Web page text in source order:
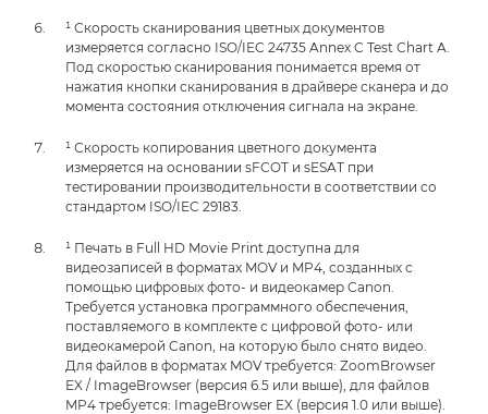
¹ Скорость сканирования цветных документов
измеряется согласно ISO/IEC 24735 Annex C Test Chart A.
Под скоростью сканирования понимается время от
нажатия кнопки сканирования в драйвере сканера и до
момента состояния отключения сигнала на экране.
¹ Скорость копирования цветного документа
измеряется на основании sFCOT и sESAT при
тестировании производительности в соответствии со
стандартом ISO/IEC 29183.
¹ Печать в Full HD Movie Print доступна для
видеозаписей в форматах MOV и MP4, созданных с
помощью цифровых фото- и видеокамер Canon.
Требуется установка программного обеспечения,
поставляемого в комплекте с цифровой фото- или
видеокамерой Canon, на которую было снято видео.
Для файлов в форматах MOV требуется: ZoomBrowser
EX / ImageBrowser (версия 6.5 или выше), для файлов
MP4 требуется: ImageBrowser EX (версия 1.0 или выше).